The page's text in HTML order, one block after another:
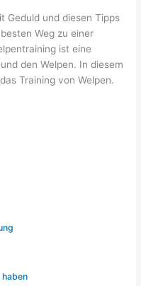
Geduld und diesen Tipps
Weg zu einer
ist eine
den Welpen. In diesem
Training von Welpen.